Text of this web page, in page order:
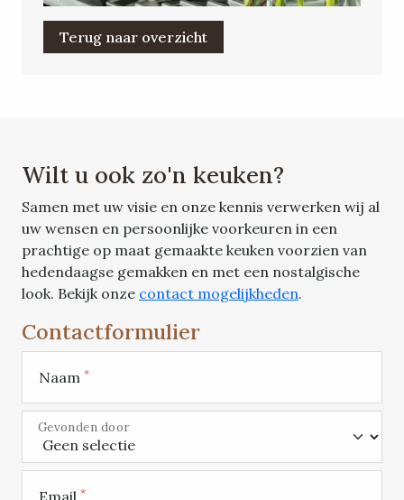
Terug naar overzicht
Wilt u ook zo'n keuken?
Samen met uw visie en onze kennis verwerken wij al
uw wensen en persoonlijke voorkeuren in een
prachtige op maat gemaakte keuken voorzien van
hedendaagse gemakken en met een nostalgische
look. Bekijk onze contact mogelijkheden.
Contactformulier
Naam *
Gevonden door
*